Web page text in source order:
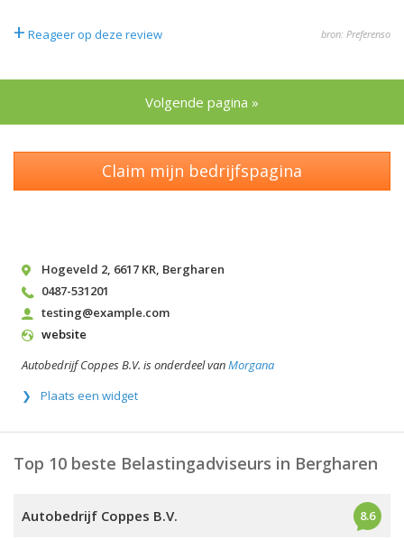
+ Reageer op deze review bron: Preferenso
Volgende pagina »
Claim mijn bedrijfspagina
Hogeveld 2, 6617 KR, Bergharen
0487-531201
testing@example.com
website
Autobedrijf Coppes B.V. is onderdeel vanMorgana
Plaats een widget
Top 10 beste Belastingadviseurs in Bergharen
Autobedrijf Coppes B.V. 8.6